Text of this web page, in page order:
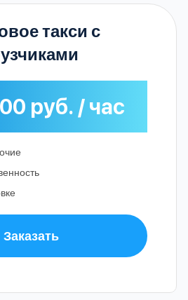
такси с
руб. / час
Заказать